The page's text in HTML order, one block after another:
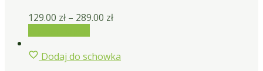
129.00 zł – 289.00 zł
Dodaj do schowka